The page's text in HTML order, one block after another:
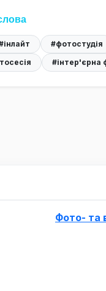
#фотостудія
#інтер'єрна
Фото- та